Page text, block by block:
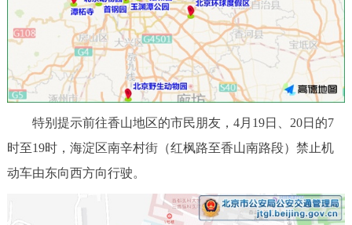
特别提示前往香山地区的市民朋友，4月19日、20日的7
时至19时，海淀区南辛村街（红枫路至香山南路段）禁止机
动车由东向西方向行驶。